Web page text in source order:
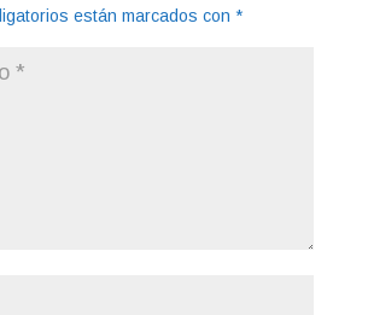
están marcados con *